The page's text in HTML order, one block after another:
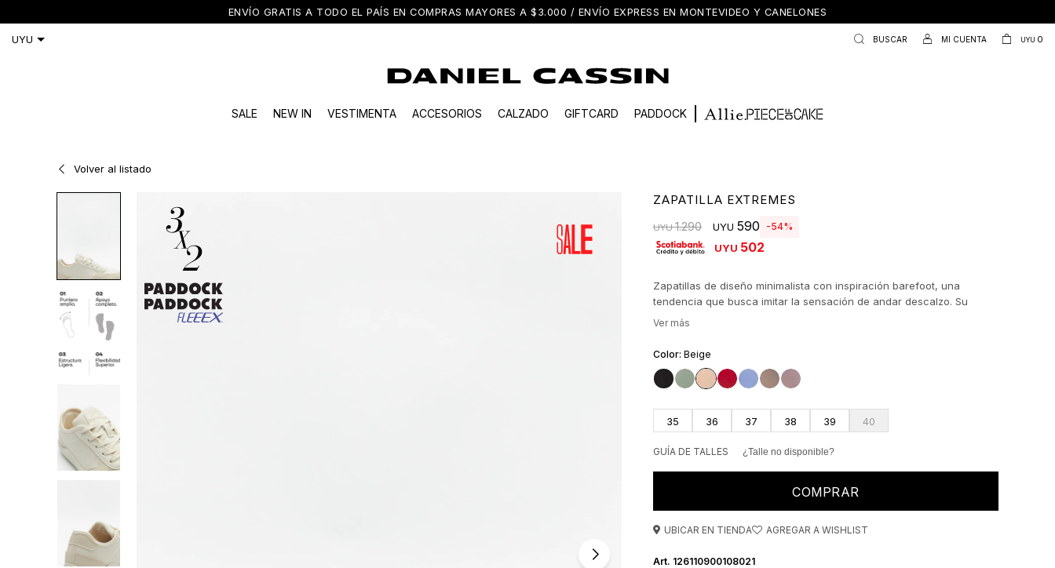
ENVÍO GRATIS A TODO EL PAÍS EN COMPRAS MAYORES A $3.000 / ENVÍO EXPRESS EN MONTEVIDEO Y CANELONES
SALE NEW IN VESTIMENTA ACCESORIOS CALZADO GIFTCARD PADDOCK
UYU 0
Volver al listado
ZAPATILLA EXTREMES
UYU 1.290 UYU 590
54
UYU 502
Zapatillas de diseño minimalista con inspiración barefoot, una
tendencia que busca imitar la sensación de andar descalzo. Su
construcción ligera, con puntera amplia y suela flexible, favorece la
calzado urbano y versátil que combina funcionalidad con un estilo
contemporáneo.
Beige
35 36 37 38 39 40
GUÍA DE TALLES ¿Talle no disponible?
COMPRAR
UBICAR EN TIENDA
126110900108021